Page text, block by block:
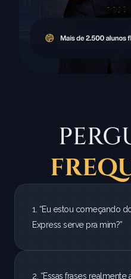
1. “Eu estou começando
Express serve pra mim?”
2. “Essas frases realmente